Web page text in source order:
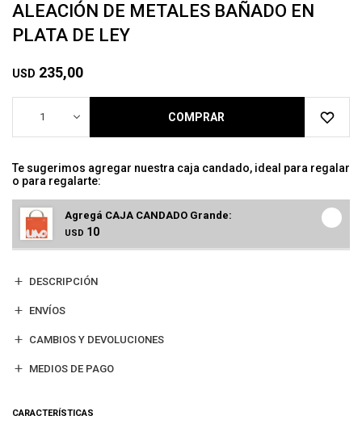
ALEACIÓN DE METALES BAÑADO EN
PLATA DE LEY
USD 235,00
1 COMPRAR
Te sugerimos agregar nuestra caja candado, ideal para regalar
o para regalarte:
Agregá CAJA CANDADO Grande:
USD 10
DESCRIPCIÓN
ENVÍOS
CAMBIOS Y DEVOLUCIONES
MEDIOS DE PAGO
CARACTERÍSTICAS